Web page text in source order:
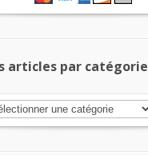
articles par catégorie